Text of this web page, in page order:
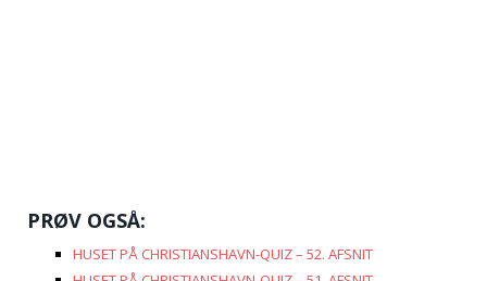
PRØV OGSÅ:
HUSET PÅ CHRISTIANSHAVN-QUIZ – 52. AFSNIT